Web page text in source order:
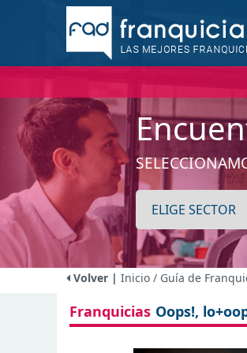
Volver | Inicio / Guía de
Franquicias Oops!,